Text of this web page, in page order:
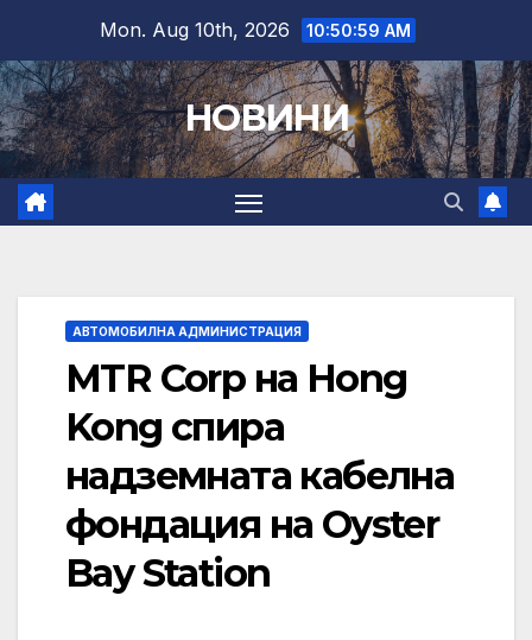
content
Mon. Aug 10th, 2026 10:51:00 AM
НОВИНИ
АВТОМОБИЛНА АДМИНИСТРАЦИЯ
MTR Corp на Hong
Kong спира
надземната кабелна
фондация на Oyster
Bay Station